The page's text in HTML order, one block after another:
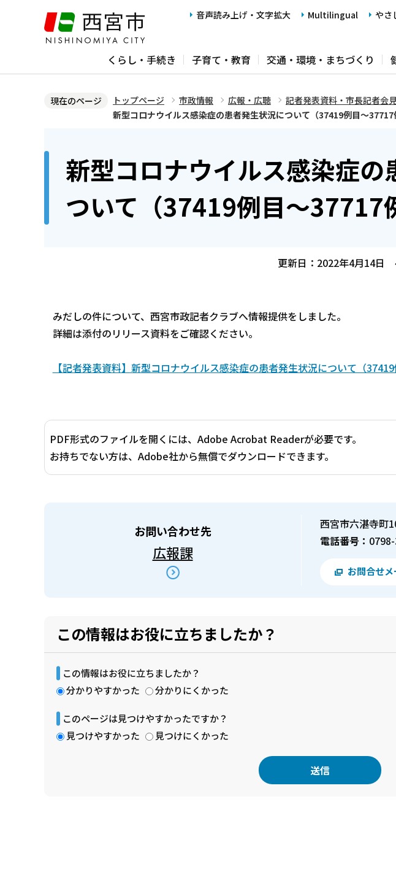
ジ
音声読み上げ・文字拡大 Multilingual やさ
くらし・手続き 子育て・教育 交通・環境・まちづくり
現在のページ トップページ 市政情報 広報・広聴 記者発表資料・市長記者会
新型コロナウイルス感染症の患者発生状況について（37419例目～
新型コロナウイルス感染症の
ついて（37419例目～
更新日：2022年4月14日
みだしの件について、西宮市政記者クラブへ情報提供をしました。
詳細は添付のリリース資料をご確認ください。
【記者発表資料】新型コロナウイルス感染症の患者発生状況について（
PDF形式のファイルを開くには、Adobe Acrobat Readerが必要です。
お持ちでない方は、Adobe社から無償でダウンロードできます。
お問い合わせ先
広報課
西宮市六湛寺町
電話番号：
お問合せ
この情報はお役に立ちましたか？
この情報はお役に立ちましたか？
分かりやすかった
分かりにくかった
このページは見つけやすかったですか？
見つけやすかった
見つけにくかった